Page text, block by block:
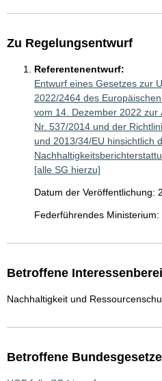
Zu Regelungsentwurf
Referentenentwurf:
Entwurf eines Gesetzes zur
2022/2464 des
vom 14. Dezember 2022 zur
Nr. 537/2014 und der
und 2013/34/EU hinsichtlich
[alle SG hierzu]
Datum der Veröffentlichung:
Federführendes Ministerium:
Betroffene
Nachhaltigkeit und
Betroffene